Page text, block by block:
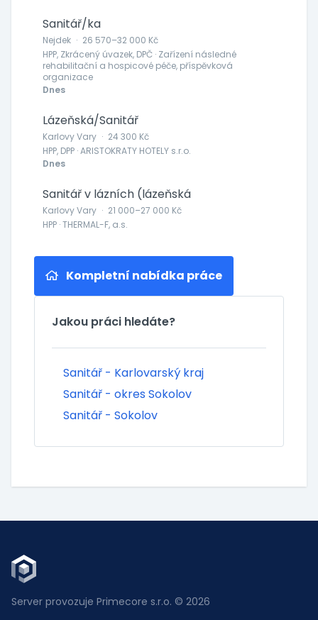
Sanitář/ka
Nejdek · 26 570–32 000 Kč
HPP, Zkrácený úvazek, DPČ · Zařízení následné
rehabilitační a hospicové péče, příspěvková
organizace
Dnes
Lázeňská/Sanitář
Karlovy Vary · 24 300 Kč
HPP, DPP · ARISTOKRATY HOTELY s.r.o.
Dnes
Sanitář v lázních (lázeňská
Karlovy Vary · 21 000–27 000 Kč
HPP · THERMAL-F, a.s.
Kompletní nabídka práce
Jakou práci hledáte?
Sanitář - Karlovarský kraj
Sanitář - okres Sokolov
Sanitář - Sokolov
Server provozuje Primecore s.r.o. © 2026